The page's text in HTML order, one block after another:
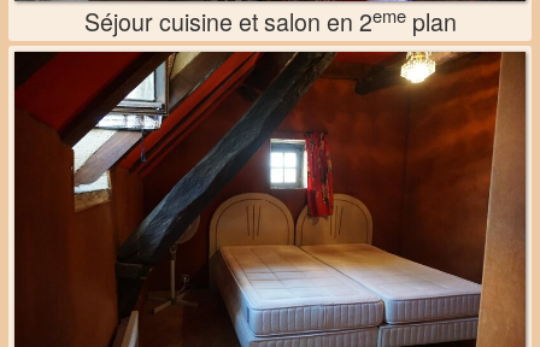
Séjour cuisine et salon en 2emeplan